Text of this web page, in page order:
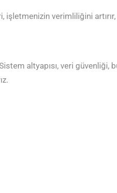
işletmenizin verimliliğini artırır,
altyapısı, veri güvenliği,